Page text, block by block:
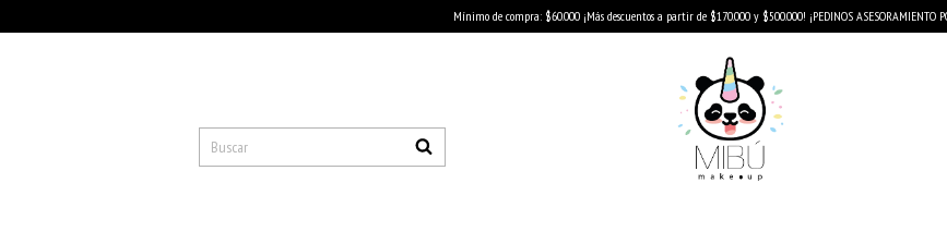
Mínimo de compra: $60.000 ¡Más descuentos a partir de $170.000 y $500.000! ¡PEDINOS ASESORAMIENTO